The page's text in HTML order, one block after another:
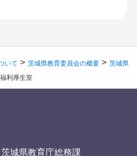
いて >茨城県教育委員会の概要 >茨城県
利厚生室
城県教育庁総務課